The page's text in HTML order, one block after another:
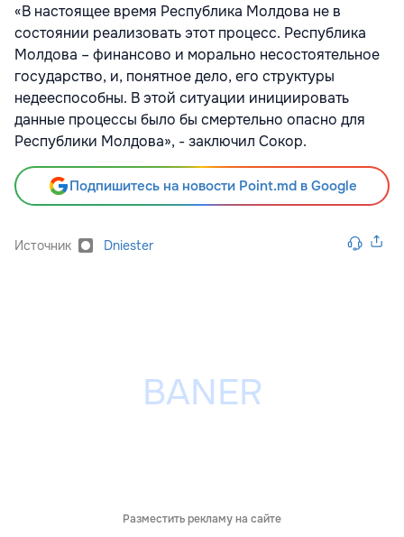
«В настоящее время Республика Молдова не в
состоянии реализовать этот процесс. Республика
Молдова – финансово и морально несостоятельное
государство, и, понятное дело, его структуры
недееспособны. В этой ситуации инициировать
данные процессы было бы смертельно опасно для
Республики Молдова», - заключил Сокор.
Подпишитесь на новости Point.md в Google
Источник Dniester
Разместить рекламу на сайте